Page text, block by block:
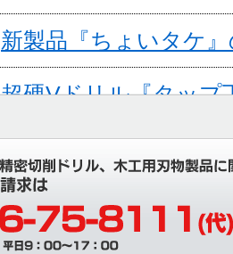
新製品『ちょいタケ
超硬Vドリル『タップ
ョン追加』
夏期休業のご案内
棚卸に伴う出荷停止